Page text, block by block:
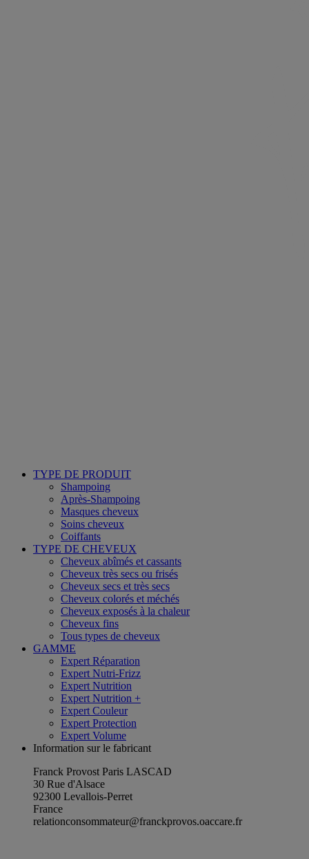
TYPE DE PRODUIT
Shampoing
Après-Shampoing
Masques cheveux
Soins cheveux
Coiffants
TYPE DE CHEVEUX
Cheveux abîmés et cassants
Cheveux très secs ou frisés
Cheveux secs et très secs
Cheveux colorés et méchés
Cheveux exposés à la chaleur
Cheveux fins
Tous types de cheveux
GAMME
Expert Réparation
Expert Nutri-Frizz
Expert Nutrition
Expert Nutrition +
Expert Couleur
Expert Protection
Expert Volume
Information sur le fabricant
Franck Provost Paris LASCAD
30 Rue d'Alsace
92300 Levallois-Perret
France
relationconsommateur@franckprovos.oaccare.fr